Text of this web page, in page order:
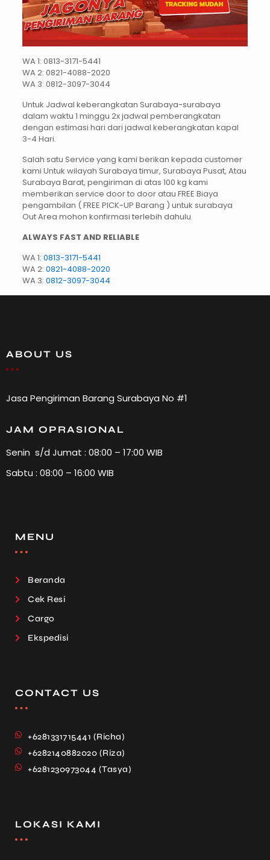
WA 1: 0813-3171-5441
WA 2: 0821-4088-2020
WA 3: 0812-3097-3044
Untuk Jadwal keberangkatan Surabaya-surabaya
dalam waktu 1 minggu 2x jadwal pemberangkatan
dengan estimasi hari dari jadwal keberangkatan kapal
3-4 Hari.
Salah satu Service yang kami berikan kepada customer
kami Untuk wilayah Surabaya timur, Surabaya Pusat, Atau
Surabaya Barat, pengiriman di atas 100 kg kami
memberikan service door to door atau FREE Biaya
pengambilan ( FREE PICK-UP Barang ) untuk surabaya
Out Area mohon konfirmasi terlebih dahulu.
ALWAYS FAST AND RELIABLE
WA 1: 0813-3171-5441
WA 2: 0821-4088-2020
WA 3: 0812-3097-3044
ABOUT US
Jasa Pengiriman Barang Surabaya No #1
JAM OPRASIONAL
Senin s/d Jumat : 08:00 – 17:00 WIB
Sabtu : 08:00 – 16:00 WIB
MENU
Beranda
Cek Resi
Cargo
Ekspedisi
CONTACT US
+6281331715441 (Richa)
+6282140882020 (Riza)
+6281230973044 (Tasya)
LOKASI KAMI